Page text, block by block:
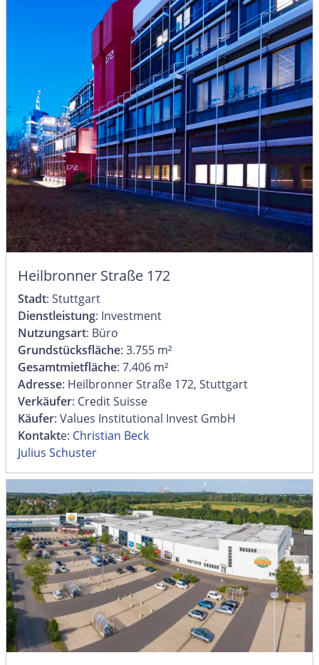
Heilbronner Straße 172
Stadt: Stuttgart
Dienstleistung: Investment
Nutzungsart: Büro
Grundstücksfläche: 3.755 m²
Gesamtmietfläche: 7.406 m²
Adresse: Heilbronner Straße 172, Stuttgart
Verkäufer: Credit Suisse
Käufer: Values Institutional Invest GmbH
Kontakte: Christian Beck
Julius Schuster